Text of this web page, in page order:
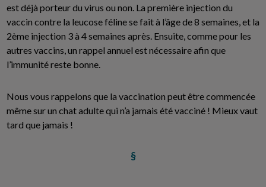
est déjà porteur du virus ou non. La première injection du
vaccin contre la leucose féline se fait à l’âge de 8 semaines, et la
2ème injection 3 à 4 semaines après. Ensuite, comme pour les
autres vaccins, un rappel annuel est nécessaire afin que
l’immunité reste bonne.
Nous vous rappelons que la vaccination peut être commencée
même sur un chat adulte qui n’a jamais été vacciné ! Mieux vaut
tard que jamais !
§